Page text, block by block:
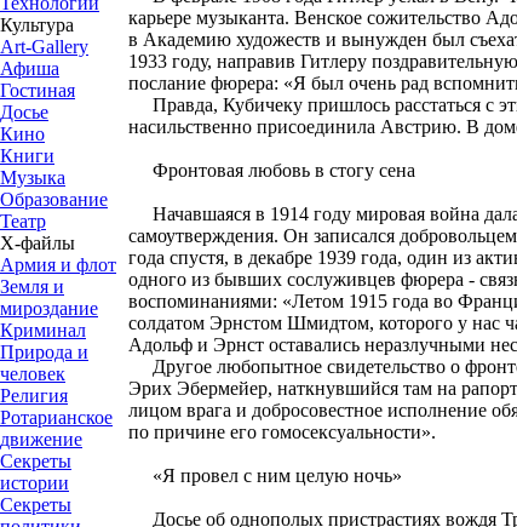
Культура
Art-Gallery
Афиша
Гостиная
Досье
Кино
Книги
Музыка
Образование
Театр
Х-файлы
Армия и флот
Земля и
мироздание
Криминал
Природа и
человек
Религия
Ротарианское
движение
Секреты
истории
Секреты
карьере музыканта. Венское сожительство
в Академию художеств и вынужден был
1933 году, направив Гитлеру
послание фюрера: «Я был очень рад
Правда, Кубичеку пришлось расстаться с
насильственно присоединила Австрию. В
Фронтовая любовь в стогу сена
Начавшаяся в 1914 году мировая война
самоутверждения. Он записался
года спустя, в декабре 1939 года, один из
одного из бывших сослуживцев фюрера -
воспоминаниями: «Летом 1915 года во
солдатом Эрнстом Шмидтом, которого у нас
Адольф и Эрнст оставались неразлучными
Другое любопытное свидетельство о
Эрих Эбермейер, наткнувшийся там на
лицом врага и добросовестное исполнение
по причине его гомосексуальности».
«Я провел с ним целую ночь»
Досье об однополых пристрастиях вождя